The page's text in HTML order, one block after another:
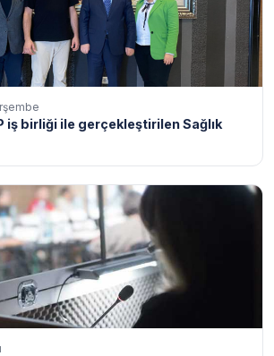
iş birliği ile gerçekleştirilen Sağlık